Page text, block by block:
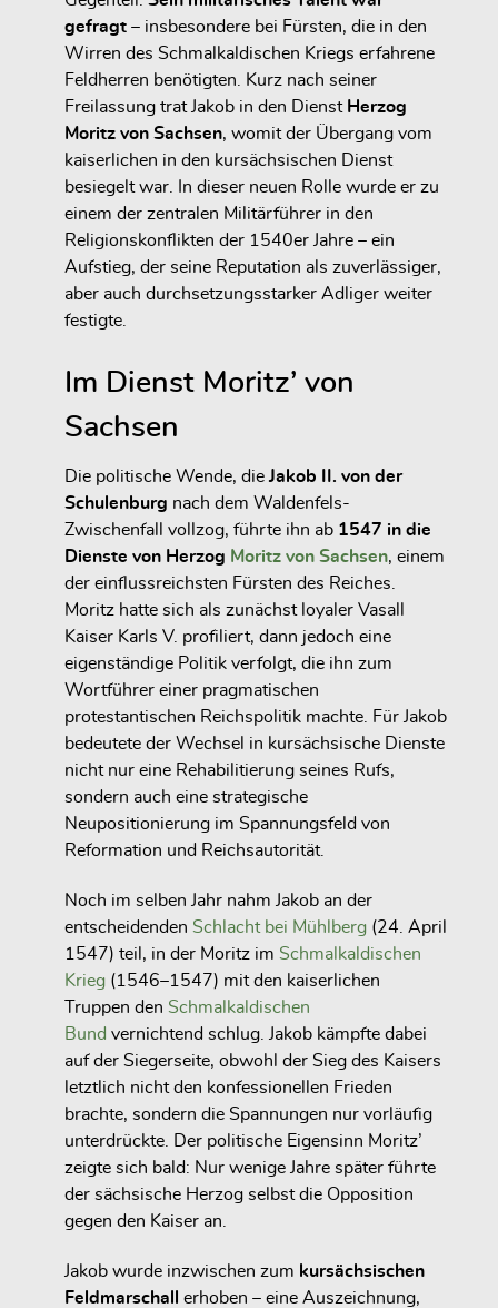
gefragt – insbesondere bei Fürsten, die in den
Wirren des Schmalkaldischen Kriegs erfahrene
Feldherren benötigten. Kurz nach seiner
Freilassung trat Jakob in den Dienst Herzog
Moritz von Sachsen, womit der Übergang vom
kaiserlichen in den kursächsischen Dienst
besiegelt war. In dieser neuen Rolle wurde er zu
einem der zentralen Militärführer in den
Religionskonflikten der 1540er Jahre – ein
Aufstieg, der seine Reputation als zuverlässiger,
aber auch durchsetzungsstarker Adliger weiter
festigte.
Im Dienst Moritz’ von
Sachsen
Die politische Wende, dieJakob II. von der
Schulenburg nach dem Waldenfels-
Zwischenfall vollzog, führte ihn ab 1547 in die
Dienste von Herzog Moritz von Sachsen, einem
der einflussreichsten Fürsten des Reiches.
Moritz hatte sich als zunächst loyaler Vasall
Kaiser Karls V. profiliert, dann jedoch eine
eigenständige Politik verfolgt, die ihn zum
Wortführer einer pragmatischen
protestantischen Reichspolitik machte. Für Jakob
bedeutete der Wechsel in kursächsische Dienste
nicht nur eine Rehabilitierung seines Rufs,
sondern auch eine strategische
Neupositionierung im Spannungsfeld von
Reformation und Reichsautorität.
Noch im selben Jahr nahm Jakob an der
entscheidenden Schlacht bei Mühlberg (24. April
1547) teil, in der Moritz im Schmalkaldischen
Krieg (1546–1547) mit den kaiserlichen
Truppen den Schmalkaldischen
Bund vernichtend schlug. Jakob kämpfte dabei
auf der Siegerseite, obwohl der Sieg des Kaisers
letztlich nicht den konfessionellen Frieden
brachte, sondern die Spannungen nur vorläufig
unterdrückte. Der politische Eigensinn Moritz’
zeigte sich bald: Nur wenige Jahre später führte
der sächsische Herzog selbst die Opposition
gegen den Kaiser an.
Jakob wurde inzwischen zum kursächsischen
Feldmarschall
erhoben – eine Auszeichnung,